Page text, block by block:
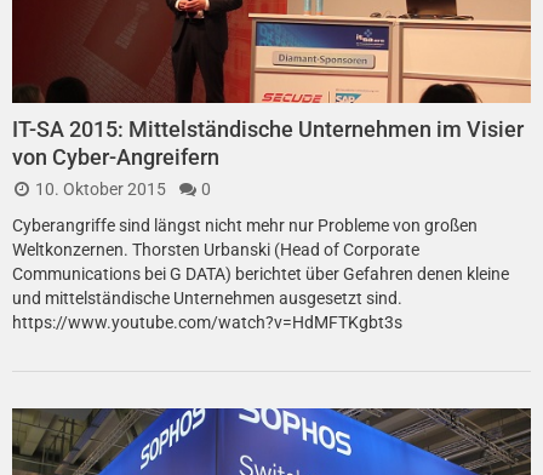
IT-SA 2015: Mittelständische Unternehmen im Visier
von Cyber-Angreifern
10. Oktober 2015
0
Cyberangriffe sind längst nicht mehr nur Probleme von großen
Weltkonzernen. Thorsten Urbanski (Head of Corporate
Communications bei G DATA) berichtet über Gefahren denen kleine
und mittelständische Unternehmen ausgesetzt sind.
https://www.youtube.com/watch?v=HdMFTKgbt3s